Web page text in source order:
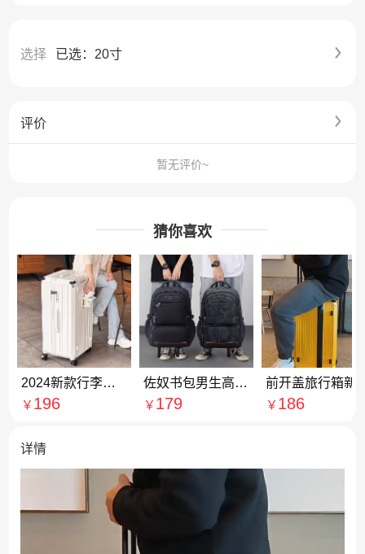
选择 已选：20寸
评价
暂无评价~
猜你喜欢
2024新款行李箱前置开口拉杆箱可扩展旅行箱20寸可登机24大容量28
￥ 196
佐奴书包男生高中生2024新款大容量初中生旅行学生减负护脊双肩包
￥ 179
￥ 186
详情